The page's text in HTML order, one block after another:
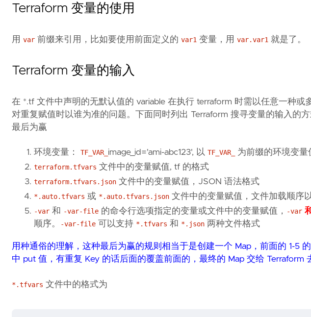
Terraform 变量的使用
用 var 前缀来引用，比如要使用前面定义的 var1 变量，用 var.var1 就是了。
Terraform 变量的输入
在 *.tf 文件中声明的无默认值的 variable 在执行 terraform 时需以任意一种或
对重复赋值时以谁为准的问题。下面同时列出 Terraform 搜寻变量的输入的
最后为赢
环境变量： TF_VAR_ image_id='ami-abc123', 以 TF_VAR_ 为前缀的环境变
terraform.tfvars 文件中的变量赋值, tf 的格式
terraform.tfvars.json 文件中的变量赋值，JSON 语法格式
*.auto.tfvars 或 *.auto.tfvars.json 文件中的变量赋值，文件加载顺序
-var 和 -var-file 的命令行选项指定的变量或文件中的变量赋值， -var
顺序。
-var-file 可以支持 *.tfvars 和 *.json 两种文件格式
用种通俗的理解，这种最后为赢的规则相当于是创建一个 Map，前面的 1-5
中 put 值，有重复 Key 的话后面的覆盖前面的，最终的 Map 交给 Terraform
*.tfvars 文件中的格式为